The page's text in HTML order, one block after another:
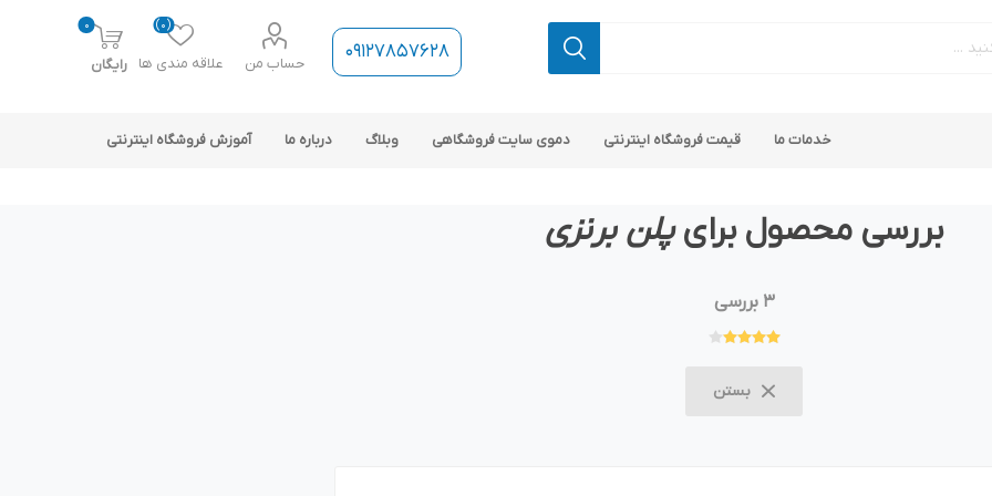
09127857628 حساب من علاقه مندی ها
(0)
0
رایگان
پلاگین های کاربردی
قالب های رایگان ناپ کامرس
خدمات ما قیمت فروشگاه اینترنتی دموی سایت فروشگاهی وبلاگ درباره ما آموزش فروشگاه اینترنتی
بررسی محصول برایپلن برنزی
3 بررسی
بستن